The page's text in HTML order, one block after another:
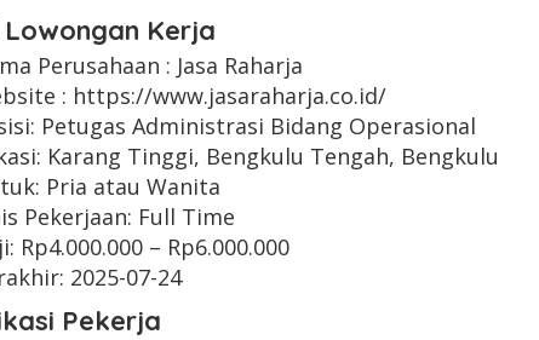
Kerja
Perusahaan : Jasa Raharja
: https://www.jasaraharja.co.id/
Petugas Administrasi Bidang Operasional
Karang Tinggi, Bengkulu Tengah, Bengkulu
Pria atau Wanita
Pekerjaan: Full Time
Rp4.000.000– Rp6.000.000
2025-07-24
Pekerja